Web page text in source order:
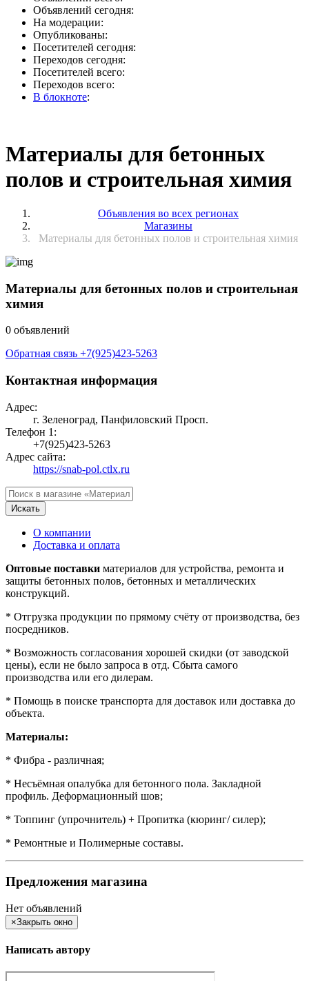
Объявлений сегодня:
На модерации:
Опубликованы:
Посетителей сегодня:
Переходов сегодня:
Посетителей всего:
Переходов всего:
В блокноте:
Материалы для бетонных
полов и строительная химия
Объявления во всех регионах
Магазины
Материалы для бетонных полов и строительная химия
Материалы для бетонных полов и строительная
химия
0 объявлений
Обратная связь +7(925)423-5263
Контактная информация
Адрес:
г. Зеленоград, Панфиловский Просп.
Телефон 1:
+7(925)423-5263
Адрес сайта:
https://snab-pol.ctlx.ru
Искать
О компании
Доставка и оплата
Оптовые поставки материалов для устройства, ремонта и
защиты бетонных полов, бетонных и металлических
конструкций.
* Отгрузка продукции по прямому счёту от производства, без
посредников.
* Возможность согласования хорошей скидки (от заводской
цены), если не было запроса в отд. Сбыта самого
производства или его дилерам.
* Помощь в поиске транспорта для доставок или доставка до
объекта.
Материалы:
* Фибра - различная;
* Несъёмная опалубка для бетонного пола. Закладной
профиль. Деформационный шов;
* Топпинг (упрочнитель) + Пропитка (кюринг/ силер);
* Ремонтные и Полимерные составы.
Предложения магазина
Нет объявлений
×Закрыть окно
Написать автору